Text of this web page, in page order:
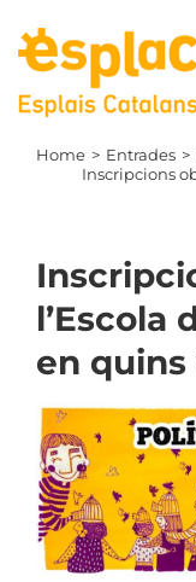
content
Home Entrades
Inscripcions
l’Escola
en quins
View
Larger
Image